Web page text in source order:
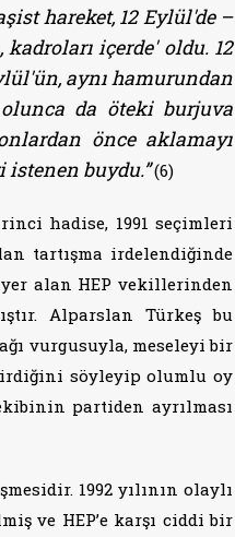
hareket, 12 Eylül'de –
içerde' oldu. 12
aynı hamurundan
da öteki burjuva
önce aklamayı
buydu.”(6)
hadise, 1991 seçimleri
tartışma irdelendiğinde
yer alan HEP vekillerinden
Alparslan Türkeş bu
vurgusuyla, meseleyi bir
söyleyip olumlu oy
partiden ayrılması
1992 yılının olaylı
ve HEP’e karşı ciddi bir